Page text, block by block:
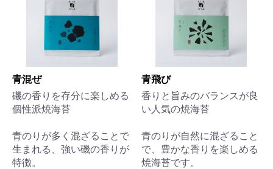
青混ぜ
磯の香りを存分に楽しめる
個性派焼海苔
青のりが多く混ざることで
生まれる、強い磯の香りが
特徴。
青飛び
香りと旨みのバランスが良
い人気の焼海苔
青のりが自然に混ざること
で、豊かな香りを楽しめる
焼海苔です。